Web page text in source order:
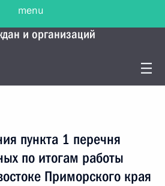
по работе с
и организаций
пункта 1 перечня
по итогам работы
Приморского края